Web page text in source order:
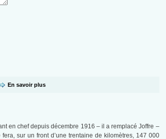
En savoir plus
en chef depuis décembre 1916 – il a remplacé Joffre –
sur un front d’une trentaine de kilomètres, 147 000